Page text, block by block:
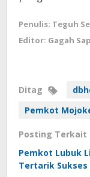
Penulis: Teguh
Editor: Gagah
Ditag
Pemkot
Posting Terkait
Pemkot Lubuk
Tertarik Sukses